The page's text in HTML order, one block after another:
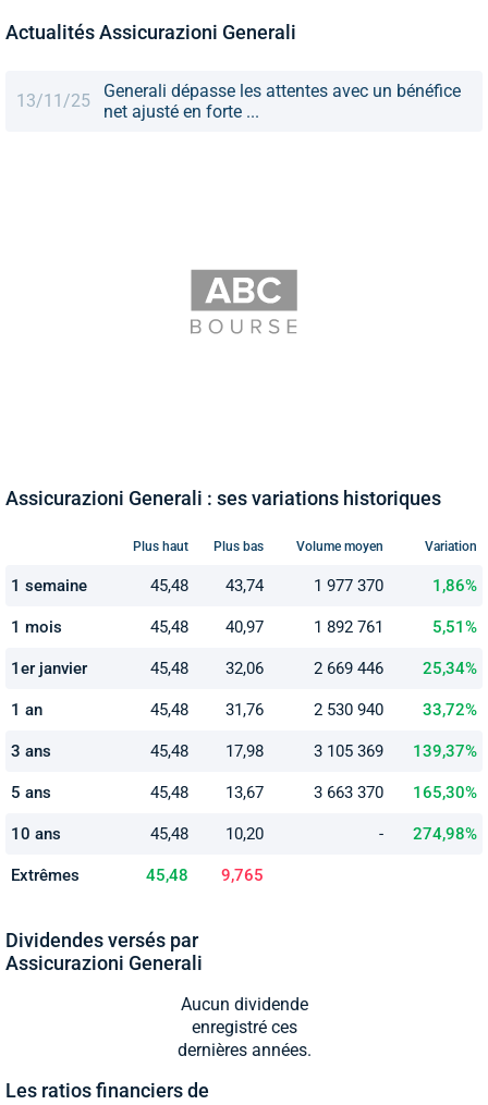
Actualités Assicurazioni Generali
13/11/25
Generali dépasse les attentes avec un bénéfice
net ajusté en forte ...
Assicurazioni Generali : ses variations historiques
Plus haut Plus bas Volume moyen Variation
1 semaine 45,48 43,74 1 977 370 1,86%
1 mois 45,48 40,97 1 892 761 5,51%
1er janvier 45,48 32,06 2 669 446 25,34%
1 an 45,48 31,76 2 530 940 33,72%
3 ans 45,48 17,98 3 105 369 139,37%
5 ans 45,48 13,67 3 663 370 165,30%
10 ans 45,48 10,20 - 274,98%
Extrêmes 45,48 9,765
Dividendes versés par
Assicurazioni Generali
Aucun dividende
enregistré ces
dernières années.
Les ratios financiers de